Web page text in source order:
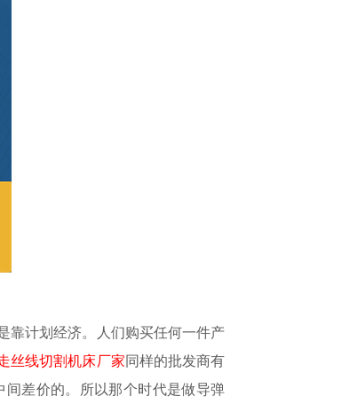
靠计划经济。人们购买任何一件产
丝线切割机床厂家 同样的批发商有
差价的。所以那个时代是做导弹